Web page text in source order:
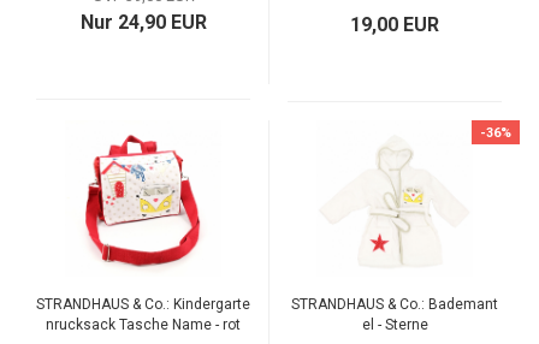
Nur 24,90 EUR 19,00 EUR
STRANDHAUS & Co.: Kindergarte
nrucksack Tasche Name - rot
-36%
STRANDHAUS & Co.: Bademant
el - Sterne